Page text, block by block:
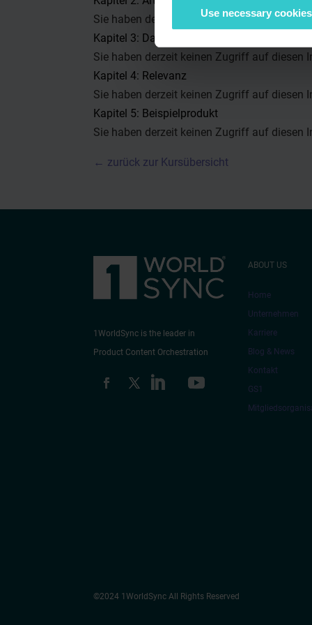
Use necessary
Sie haben derzeit keinen Zugriff auf diesen
Kapitel 3: Datenstruktur
Sie haben derzeit keinen Zugriff auf diesen
Kapitel 4: Relevanz
Sie haben derzeit keinen Zugriff auf diesen
Kapitel 5: Beispielprodukt
Sie haben derzeit keinen Zugriff auf diesen
← zurück zur Kursübersicht
1WorldSync is the leader in
Product Content Orchestration
ABOUT US
Home
Unternehmen
Karriere
Blog & News
Kontakt
GS1
©2024 1WorldSync All Rights Reserved